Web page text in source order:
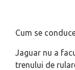
Cum se
Jaguar nu a
trenului de